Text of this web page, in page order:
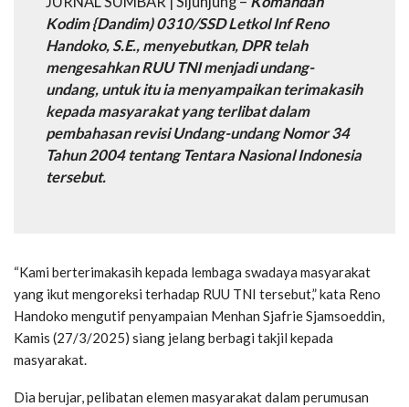
Kodim {Dandim) 0310/SSD Letkol Inf Reno
Handoko, S.E., menyebutkan, DPR telah
mengesahkan RUU TNI menjadi undang-
undang, untuk itu ia menyampaikan terimakasih
kepada masyarakat yang terlibat dalam
pembahasan revisi Undang-undang Nomor 34
Tahun 2004 tentang Tentara Nasional Indonesia
tersebut.
“Kami berterimakasih kepada lembaga swadaya masyarakat
yang ikut mengoreksi terhadap RUU TNI tersebut,” kata Reno
Handoko mengutif penyampaian Menhan Sjafrie Sjamsoeddin,
Kamis (27/3/2025) siang jelang berbagi takjil kepada
masyarakat.
Dia berujar, pelibatan elemen masyarakat dalam perumusan